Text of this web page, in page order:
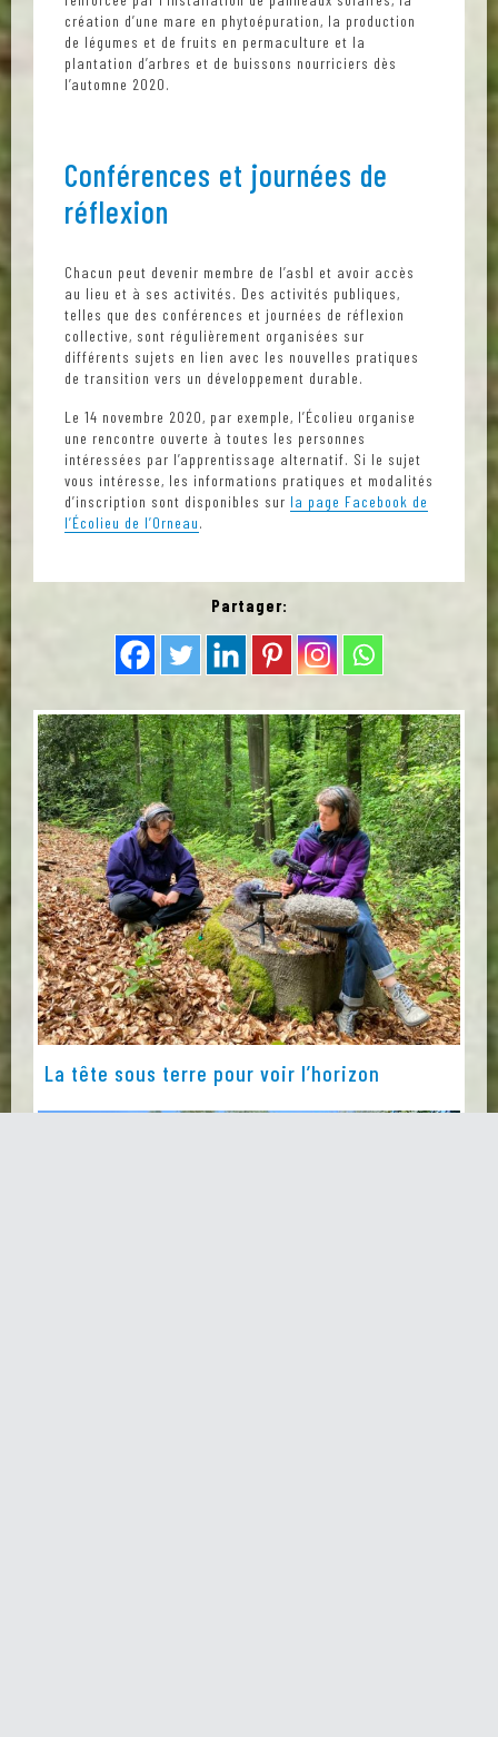
création d’une mare en phytoépuration, la production
de légumes et de fruits en permaculture et la
plantation d’arbres et de buissons nourriciers dès
l’automne 2020.
Conférences et journées de
réflexion
Chacun peut devenir membre de l’asbl et avoir accès
au lieu et à ses activités. Des activités publiques,
telles que des conférences et journées de réflexion
collective, sont régulièrement organisées sur
différents sujets en lien avec les nouvelles pratiques
de transition vers un développement durable.
Le 14 novembre 2020, par exemple, l’Écolieu organise
une rencontre ouverte à toutes les personnes
intéressées par l’apprentissage alternatif. Si le sujet
vous intéresse, les informations pratiques et modalités
d’inscription sont disponibles sur la page Facebook de
l’Écolieu de l’Orneau.
Partager:
La tête sous terre pour voir l’horizon